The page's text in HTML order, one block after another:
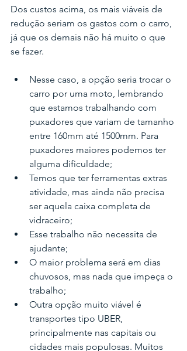
Dos custos acima, os mais viáveis de
redução seriam os gastos com o carro,
já que os demais não há muito o que
se fazer.
Nesse caso, a opção seria trocar o
carro por uma moto, lembrando
que estamos trabalhando com
puxadores que variam de tamanho
entre 160mm até 1500mm. Para
puxadores maiores podemos ter
alguma dificuldade;
Temos que ter ferramentas extras
atividade, mas ainda não precisa
ser aquela caixa completa de
vidraceiro;
Esse trabalho não necessita de
ajudante;
O maior problema será em dias
chuvosos, mas nada que impeça o
trabalho;
Outra opção muito viável é
transportes tipo UBER,
principalmente nas capitais ou
cidades mais populosas. Muitos